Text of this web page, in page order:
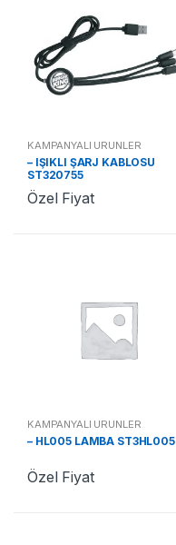
KAMPANYALI ÜRÜNLER
– IŞIKLI ŞARJ KABLOSU
ST320755
Özel Fiyat
KAMPANYALI ÜRÜNLER
– HL005 LAMBA ST3HL005
Özel Fiyat